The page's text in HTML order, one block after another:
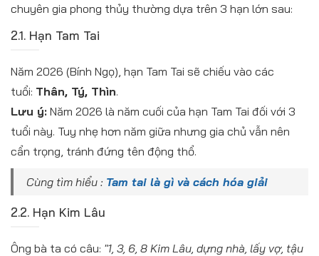
chuyên gia phong thủy thường dựa trên 3 hạn lớn sau:
2.1. Hạn Tam Tai
Năm 2026 (Bính Ngọ), hạn Tam Tai sẽ chiếu vào các
tuổi: Thân, Tý, Thìn.
Lưu ý: Năm 2026 là năm cuối của hạn Tam Tai đối với 3
tuổi này. Tuy nhẹ hơn năm giữa nhưng gia chủ vẫn nên
cẩn trọng, tránh đứng tên động thổ.
Cùng tìm hiểu : Tam tai là gì và cách hóa giải
2.2. Hạn Kim Lâu
Ông bà ta có câu: "1, 3, 6, 8 Kim Lâu, dựng nhà, lấy vợ, tậu